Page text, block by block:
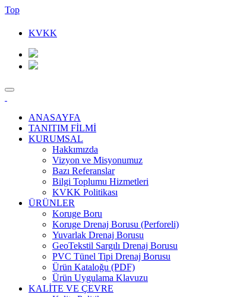
Top
KVKK
ANASAYFA
TANITIM FİLMİ
KURUMSAL
Hakkımızda
Vizyon ve Misyonumuz
Bazı Referanslar
Bilgi Toplumu Hizmetleri
KVKK Politikası
ÜRÜNLER
Koruge Boru
Koruge Drenaj Borusu (Perforeli)
Yuvarlak Drenaj Borusu
GeoTekstil Sargılı Drenaj Borusu
PVC Tünel Tipi Drenaj Borusu
Ürün Kataloğu (PDF)
Ürün Uygulama Klavuzu
KALİTE VE ÇEVRE